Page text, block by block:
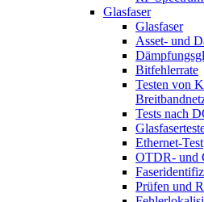
Glasfaser
Glasfaser
Asset- und
Bitfehlerrate
Testen von
Tests nach
Ethernet-Test
OTDR- und
Prüfen und